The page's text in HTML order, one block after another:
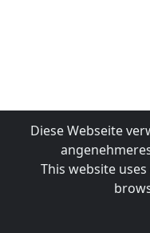
Diese Webseite
This website